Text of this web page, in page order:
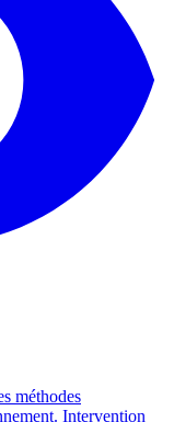
méthodes
Intervention